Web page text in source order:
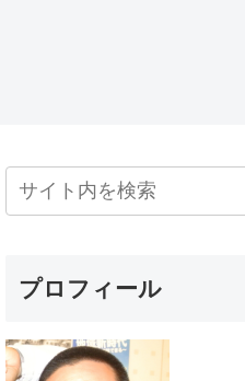
プロフィール